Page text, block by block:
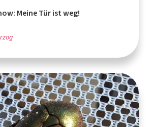
Meine Tür ist weg!